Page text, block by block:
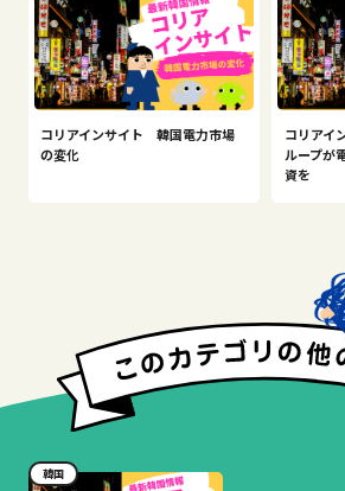
コリアインサイト 韓国電力市場
の変化
コリアイ
ループが
資を
韓国